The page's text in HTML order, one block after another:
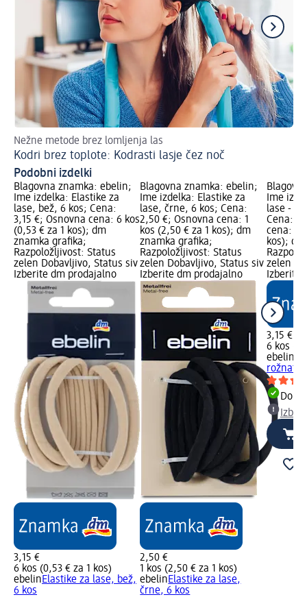
Nežne metode brez lomljenja las
Kodri brez toplote: Kodrasti lasje čez noč
Podobni izdelki
Blagovna znamka: ebelin;
Ime izdelka: Elastike za
lase, bež, 6 kos; Cena:
3,15 €; Osnovna cena: 6 kos
(0,53 € za 1 kos); dm
znamka grafika;
Razpoložljivost: Status
zelen Dobavljivo, Status siv
Izberite dm prodajalno
3,15 €
6 kos (0,53 € za 1 kos)
ebelinElastike za lase, bež,
6 kos
Blagovna znamka: ebelin;
Ime izdelka: Elastike za
lase, črne, 6 kos; Cena:
2,50 €; Osnovna cena: 1
kos (2,50 € za 1 kos); dm
znamka grafika;
Razpoložljivost: Status
zelen Dobavljivo, Status siv
Izberite dm prodajalno
2,50 €
1 kos (2,50 € za 1 kos)
ebelinElastike za lase,
črne, 6 kos
Ime
lase -
Cena:
cena: 6
kos);
zelen
Izberite
3,15 €
6 kos
ebelin
rožnati